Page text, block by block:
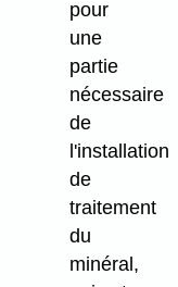
pour
une
partie
nécessaire
de
l'installation
de
traitement
du
minéral,